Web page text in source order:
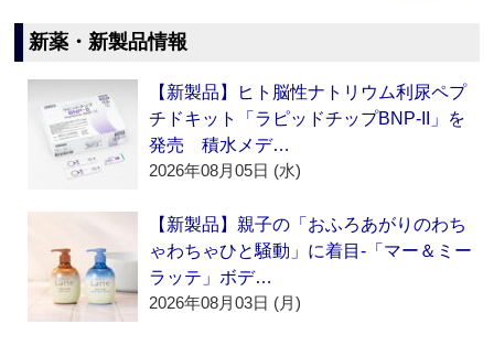
新薬・新製品情報
【新製品】ヒト脳性ナトリウム利尿ペプ
チドキット「ラピッドチップBNP-II」を
発売 積水メデ…
2026年08月05日 (水)
【新製品】親子の「おふろあがりのわち
ゃわちゃひと騒動」に着目‐「マー＆ミー
ラッテ」ボデ…
2026年08月03日 (月)